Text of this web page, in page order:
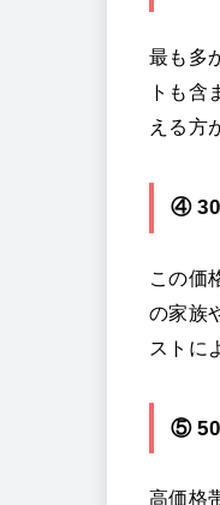
最も多
トも含
える方
④ 30
この価
の家族
ストに
⑤ 50
高価格